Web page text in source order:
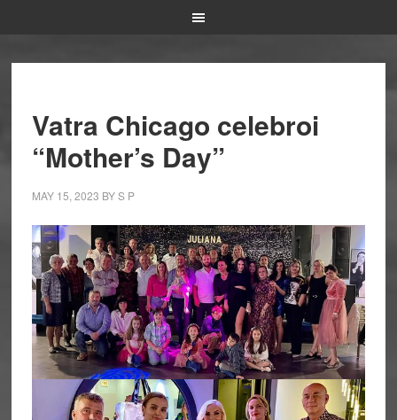
Vatra Chicago celebroi
“Mother’s Day”
MAY 15, 2023 BYS P